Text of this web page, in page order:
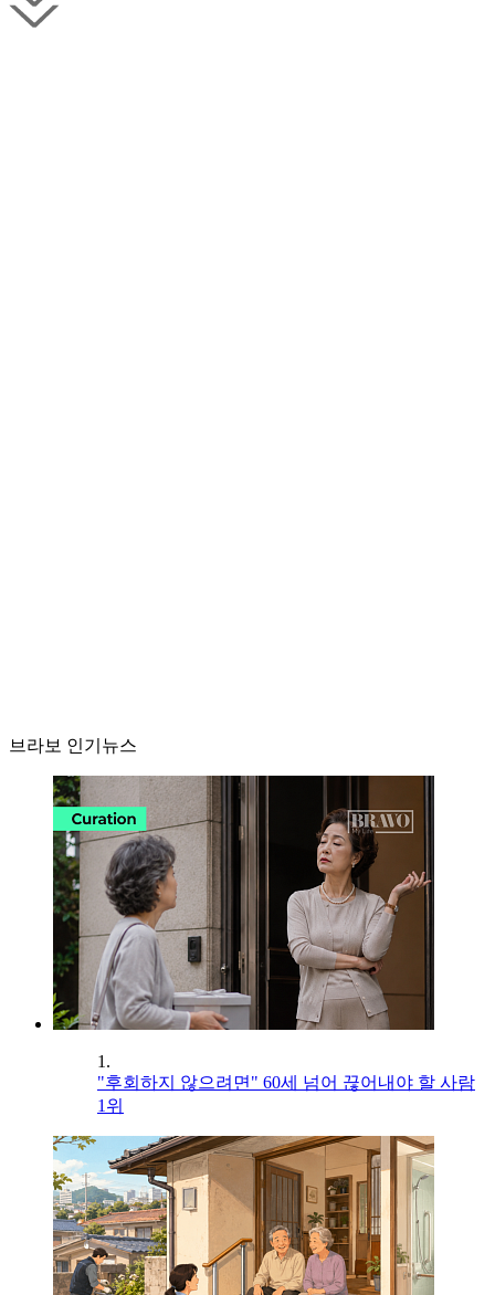
브라보 인기뉴스
1.
"후회하지 않으려면" 60세 넘어 끊어내야 할 사람
1위